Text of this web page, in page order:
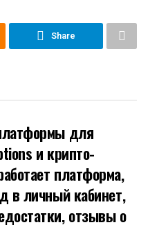
Share
для
и крипто-
платформа,
в личный кабинет,
отзывы о